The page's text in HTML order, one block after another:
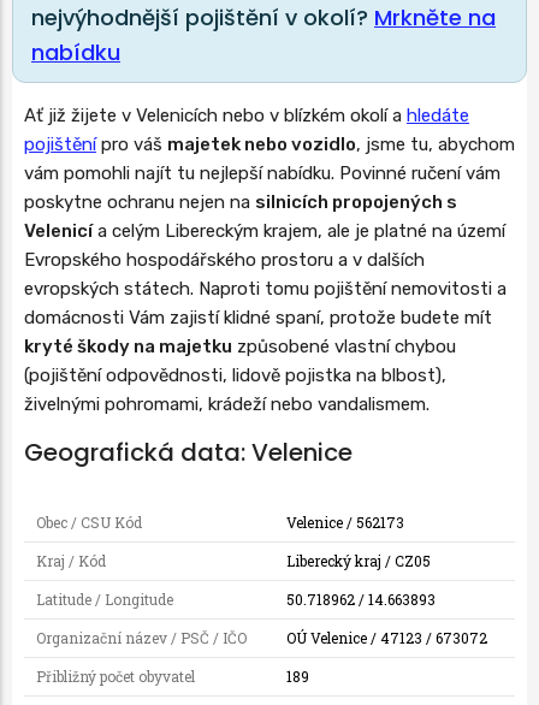
nejvýhodnější pojištění v okolí? Mrkněte na
nabídku
Ať již žijete v Velenicích nebo v blízkém okolí a hledáte
pojištěnípro váš majetek nebo vozidlo, jsme tu, abychom
vám pomohli najít tu nejlepší nabídku. Povinné ručení vám
poskytne ochranu nejen na silnicích propojených s
Velenicía celým Libereckým krajem, ale je platné na území
Evropského hospodářského prostoru a v dalších
evropských státech. Naproti tomu pojištění nemovitosti a
domácnosti Vám zajistí klidné spaní, protože budete mít
kryté škody na majetku způsobené vlastní chybou
(pojištění odpovědnosti, lidově pojistka na blbost),
živelnými pohromami, krádeží nebo vandalismem.
Geografická data: Velenice
Obec / CSU Kód
Velenice / 562173
Kraj / Kód
Liberecký kraj / CZ05
Latitude / Longitude
50.718962 / 14.663893
Organizační název / PSČ / IČO
OÚ Velenice / 47123 / 673072
Přibližný počet obyvatel
189